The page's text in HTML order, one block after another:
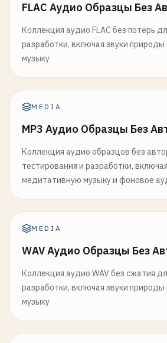
FLAC Аудио Образцы Без
Коллекция аудио FLAC без потерь
разработки, включая звуки
музыку
MEDIA
MP3 Аудио Образцы Без
Коллекция аудио образцов без
тестирования и разработки,
медитативную музыку и фоновое
MEDIA
WAV Аудио Образцы Без
Коллекция аудио WAV без сжатия
разработки, включая звуки
музыку